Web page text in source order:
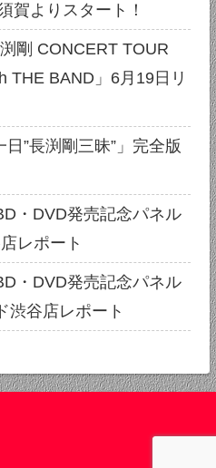
賀よりスタート！
剛 CONCERT TOUR
THE BAND」6月19日リ
”長渕剛三昧”」完全版
・DVD発売記念パネル
レポート
・DVD発売記念パネル
渋谷店レポート